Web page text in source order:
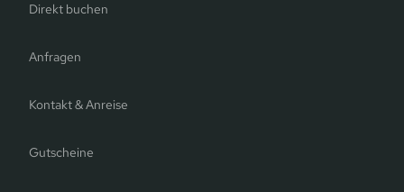
Direkt buchen
Anfragen
Kontakt & Anreise
Gutscheine